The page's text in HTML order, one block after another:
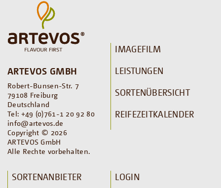
ARTEVOS GMBH
Robert-Bunsen-Str. 7
79108 Freiburg
Deutschland
Tel: +49 (0)761-1 20 92 80
info@artevos.de
Copyright © 2026
ARTEVOS GmbH
Alle Rechte vorbehalten.
IMAGEFILM
LEISTUNGEN
SORTENÜBERSICHT
REIFEZEITKALENDER
SORTENANBIETER LOGIN